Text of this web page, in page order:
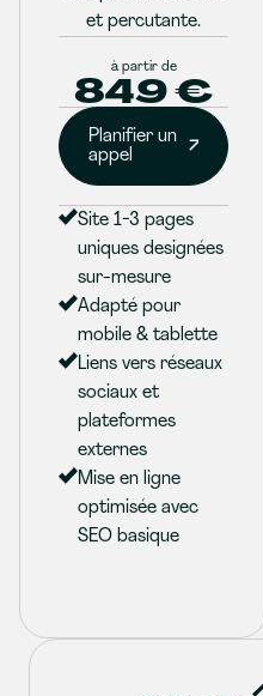
et percutante.
à partir de
849 €
Planifier un
appel
Site 1-3 pages
uniques designées
sur-mesure
Adapté pour
mobile & tablette
Liens vers réseaux
sociaux et
plateformes
externes
Mise en ligne
optimisée avec
SEO basique